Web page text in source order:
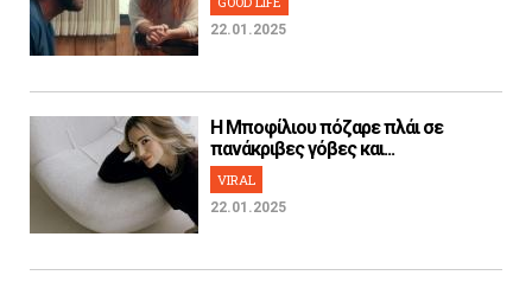
22.01.2025
H Μποφίλιου πόζαρε πλάι σε
πανάκριβες γόβες και...
VIRAL
22.01.2025